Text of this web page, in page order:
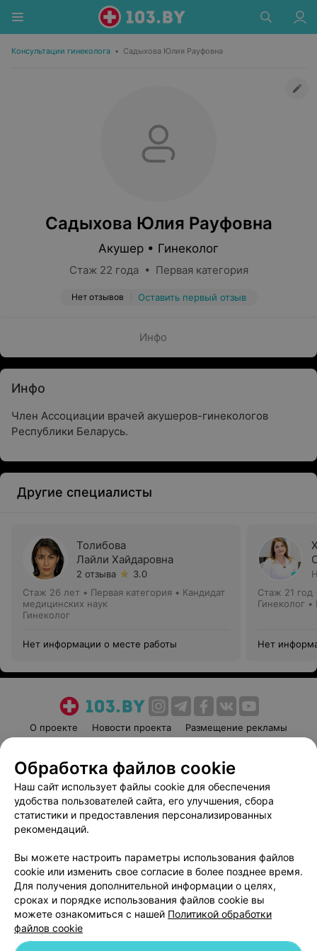
Консультации гинеколога • Садыхова Юлия Рауфовна
Садыхова Юлия Рауфовна
Акушер • Гинеколог
Стаж 22 года • Первая категория
Нет отзывов Оставить первый отзыв
Инфо
Инфо
Член Ассоциации врачей акушеров-гинекологов
Республики Беларусь.
Другие специалисты
Толибова
Лайли Хайдаровна
2 отзыва
3.0
Стаж 26 лет • Первая категория • Кандидат
медицинских наук
Гинеколог
Нет информации о месте работы
Стаж 21 год
Гинеколог
Нет
О проекте Новости проекта
Размещение рекламы
Пользовательское соглашение
Способы оплаты
Вакансии
Партнеры
Написать руководителю 103.by
Обработка персональных данных
Обработка файлов cookie
Наш сайт использует файлы cookie для обеспечения
удобства пользователей сайта, его улучшения, сбора
статистики и предоставления персонализированных
рекомендаций.
Вы можете настроить параметры использования файлов
cookie или изменить свое согласие в более позднее время.
Для получения дополнительной информации о целях,
сроках и порядке использования файлов cookie вы
можете ознакомиться с нашей Политикой обработки
файлов cookie